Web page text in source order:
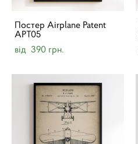
Постер Airplane Patent
APT05
від 390 грн.